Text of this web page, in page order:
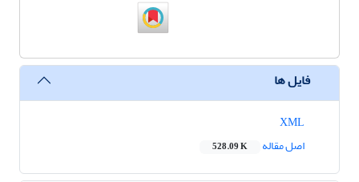
فایل ها
اصل مقاله
528.09 K